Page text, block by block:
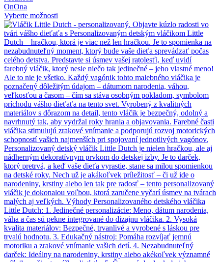
OnOna
Vyberte možnosti